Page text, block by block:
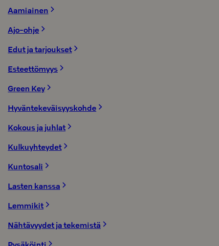
Aamiainen
Ajo-ohje
Edut ja tarjoukset
Esteettömyys
Green Key
Hyväntekeväisyyskohde
Kokous ja juhlat
Kulkuyhteydet
Kuntosali
Lasten kanssa
Lemmikit
Nähtävyydet ja tekemistä